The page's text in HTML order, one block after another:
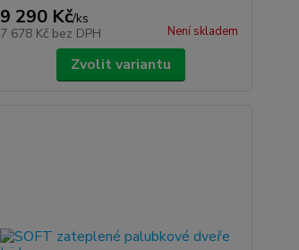
9 290 Kč/ks
7 678 Kč bez DPH Není skladem
Zvolit variantu